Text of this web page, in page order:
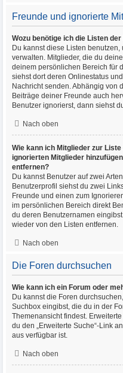
Freunde und ignorierte
Wozu benötige ich die Listen
Du kannst diese Listen
verwalten. Mitglieder, die du
deinem persönlichen Bereich für
siehst dort deren Onlinestatus
Nachricht senden. Abhängig von
Beiträge deiner Freunde auch
Benutzer ignorierst, dann siehst
Nach oben
Wie kann ich Mitglieder zur
ignorierten Mitglieder
entfernen?
Du kannst Benutzer auf zwei
Benutzerprofil siehst du zwei
Freunde und einen zum
im persönlichen Bereich direkt
du deren Benutzernamen
wieder von den Listen entfernen.
Nach oben
Die Foren durchsuchen
Wie kann ich ein Forum oder
Du kannst die Foren
Suchbox eingibst, die du in der
Themenansicht findest.
du den „Erweiterte Suche“-Link
aus verfügbar ist.
Nach oben